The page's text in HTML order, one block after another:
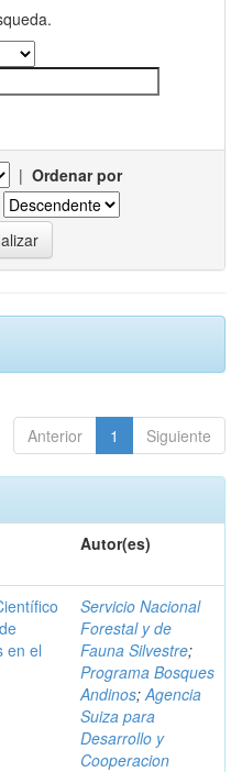
| Ordenar por
Anterior 1 Siguiente
Autor(es)
en el
Servicio Nacional
Forestal y de
Fauna Silvestre;
Programa Bosques
Andinos;Agencia
Suiza para
Desarrollo y
Cooperacion